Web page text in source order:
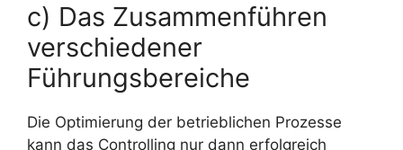
c) Das Zusammenführen
verschiedener
Führungsbereiche
Die Optimierung der betrieblichen Prozesse
kann das Controlling nur dann erfolgreich